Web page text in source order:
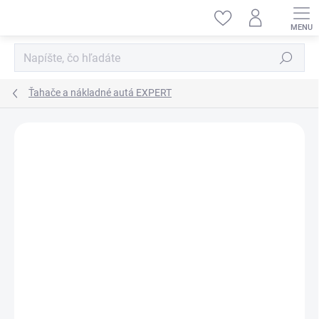
Hľadať
Ťahače a nákladné autá EXPERT